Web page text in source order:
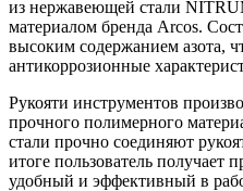
из нержавеющей стали
материалом бренда Arcos.
высоким содержанием азота,
антикоррозионные
Рукояти инструментов
прочного полимерного
стали прочно соединяют
итоге пользователь получает
удобный и эффективный в